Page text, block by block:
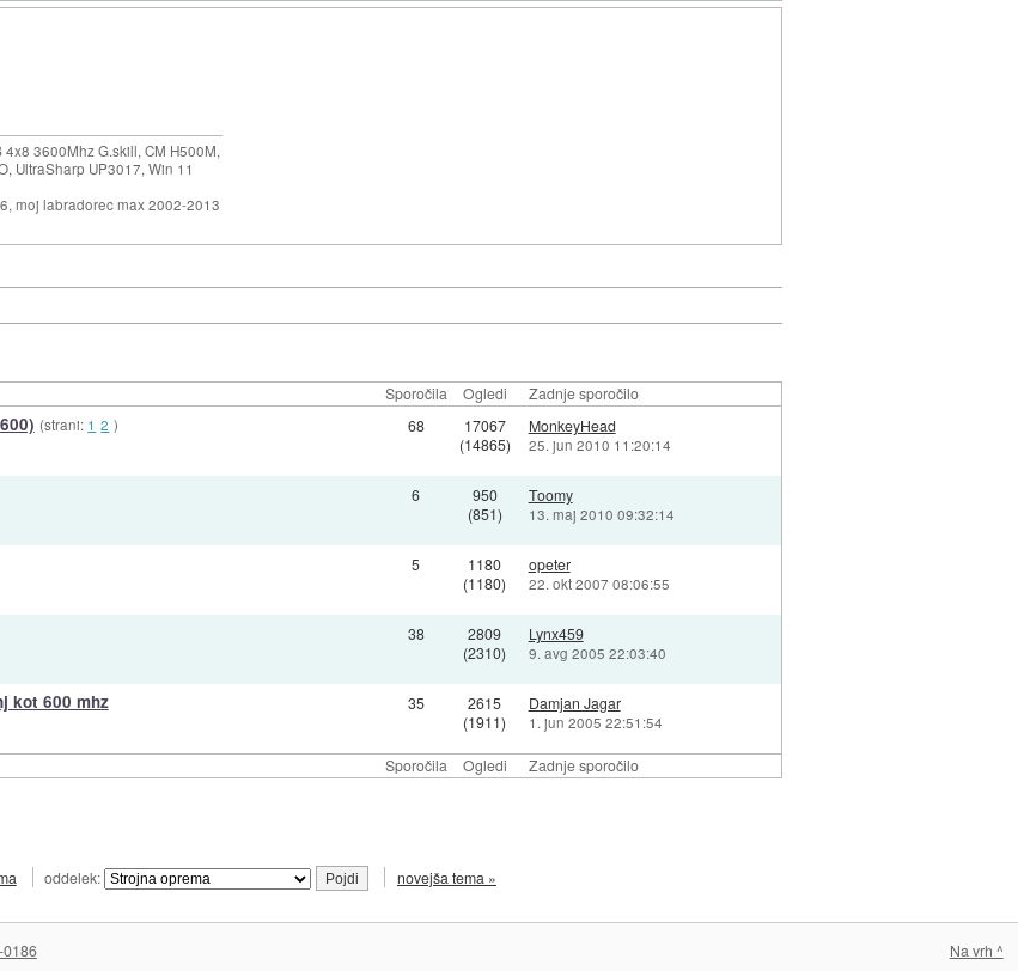
3600Mhz G.skill, CM H500M,
UltraSharp UP3017, Win 11
moj labradorec max 2002-2013
Sporočila Ogledi Zadnje sporočilo
Sporočila Ogledi Zadnje sporočilo
(strani: 1 2 )
68
17067
(14865)
MonkeyHead
25. jun 2010 11:20:14
6
950
(851)
Toomy
13. maj 2010 09:32:14
5
1180
(1180)
opeter
22. okt 2007 08:06:55
38
2809
(2310)
Lynx459
9. avg 2005 22:03:40
kot 600 mhz 35
2615
(1911)
Damjan Jagar
1. jun 2005 22:51:54
oddelek: novejša tema »
Na vrh ^
0186